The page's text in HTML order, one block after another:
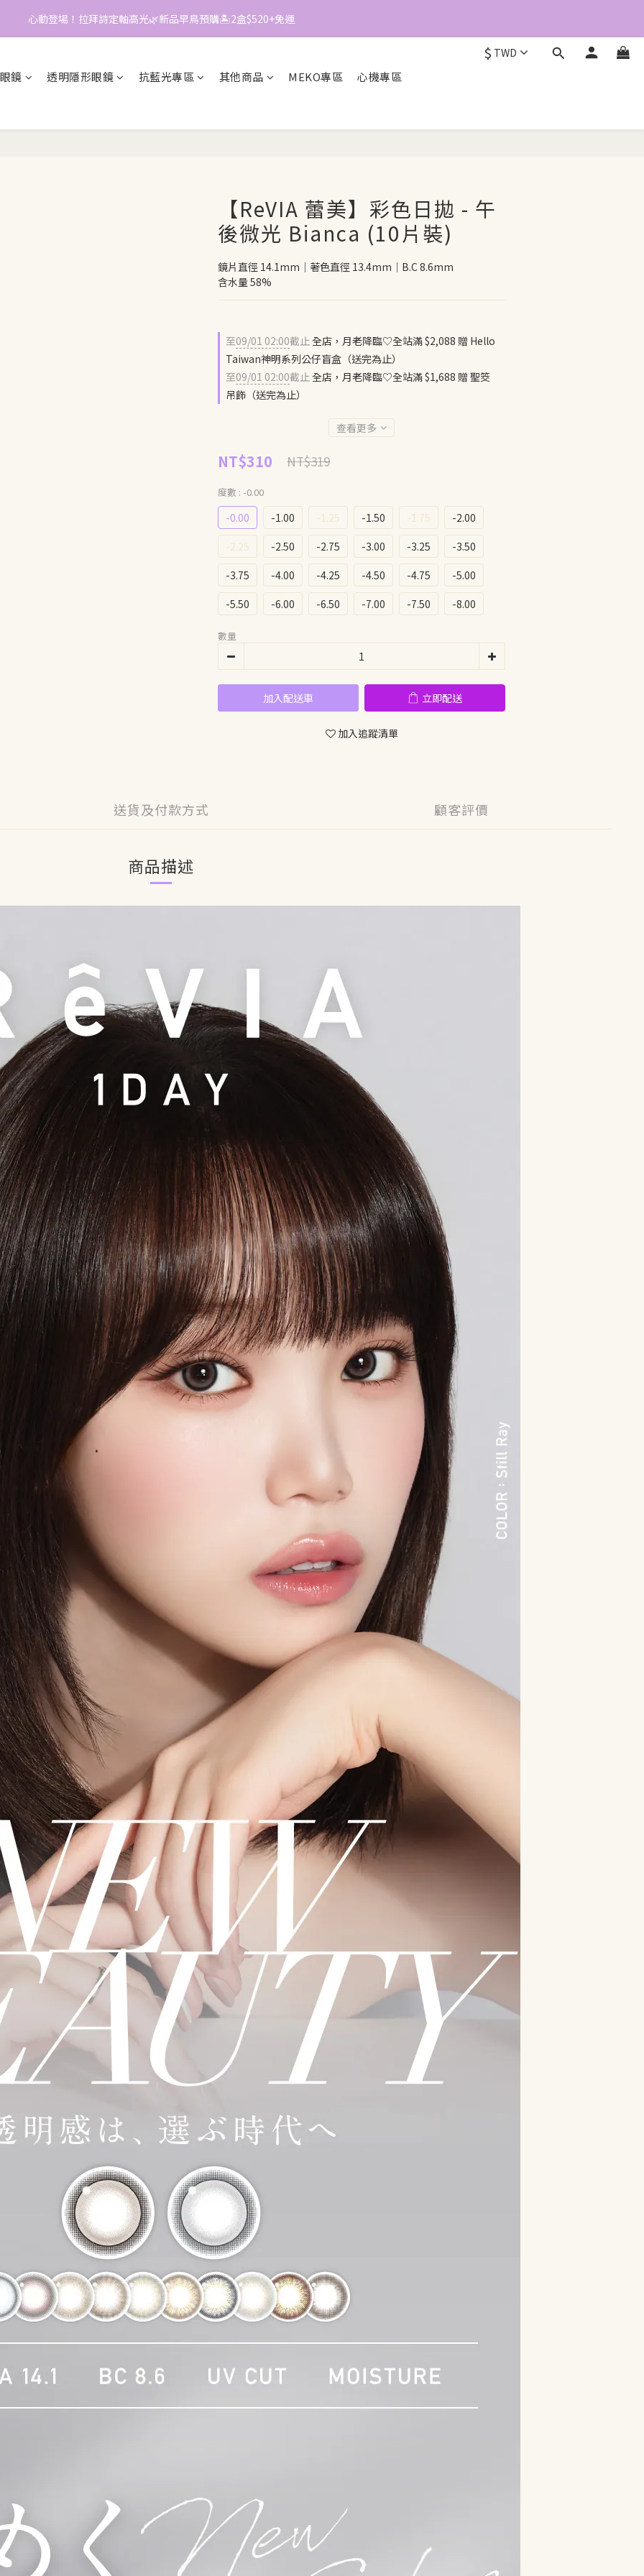
📱加入官方LINE｜領$50折價券
06
$ TWD
鏡 透明隱形眼鏡 抗藍光專區 其他商品 MEKO專區 心機專區
【ReVIA 蕾美】彩色日拋 - 午
後微光 Bianca (10片裝)
鏡片直徑 14.1mm｜著色直徑 13.4mm｜B.C 8.6mm
含水量 58%
至09/01 02:00截止全店，月老降臨♡全站滿 $2,088 贈 Hello
Taiwan神明系列公仔盲盒（送完為止）
至09/01 02:00截止全店，月老降臨♡全站滿 $1,688 贈 聖筊
吊飾（送完為止）
查看更多
NT$310 NT$319
度數 : -0.00
-0.00 -1.00 -1.25 -1.50 -1.75
-2.00
-2.25
-2.50 -2.75 -3.00 -3.25
-3.50
-3.75
-4.00 -4.25 -4.50 -4.75
-5.00
-5.50
-6.00 -6.50 -7.00 -7.50 -8.00
數量
加入配送車 立即配送
加入追蹤清單
送貨及付款方式 顧客評價
商品描述